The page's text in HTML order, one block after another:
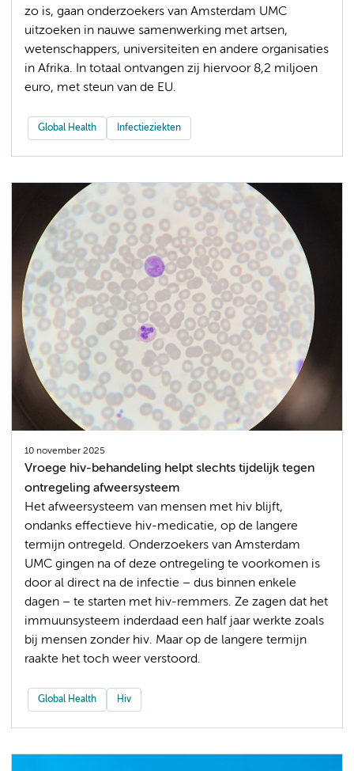
zo is, gaan onderzoekers van Amsterdam UMC
uitzoeken in nauwe samenwerking met artsen,
wetenschappers, universiteiten en andere organisaties
in Afrika. In totaal ontvangen zij hiervoor 8,2 miljoen
euro, met steun van de EU.
Global Health Infectieziekten
10 november 2025
Vroege hiv-behandeling helpt slechts tijdelijk tegen
ontregeling afweersysteem
Het afweersysteem van mensen met hiv blijft,
ondanks effectieve hiv-medicatie, op de langere
termijn ontregeld. Onderzoekers van Amsterdam
UMC gingen na of deze ontregeling te voorkomen is
door al direct na de infectie – dus binnen enkele
dagen – te starten met hiv-remmers. Ze zagen dat het
immuunsysteem inderdaad een half jaar werkte zoals
bij mensen zonder hiv. Maar op de langere termijn
raakte het toch weer verstoord.
Global Health Hiv